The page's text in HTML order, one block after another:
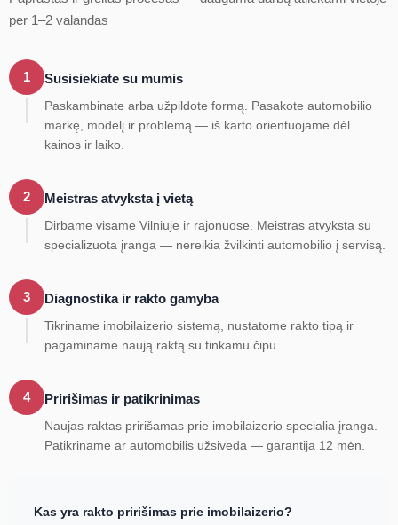
per 1–2 valandas
1 Susisiekiate su mumis
Paskambinate arba užpildote formą. Pasakote automobilio
markę, modelį ir problemą — iš karto orientuojame dėl
kainos ir laiko.
2 Meistras atvyksta į vietą
Dirbame visame Vilniuje ir rajonuose. Meistras atvyksta su
specializuota įranga — nereikia žvilkinti automobilio į servisą.
3 Diagnostika ir rakto gamyba
Tikriname imobilaizerio sistemą, nustatome rakto tipą ir
pagaminame naują raktą su tinkamu čipu.
4 Pririšimas ir patikrinimas
Naujas raktas pririšamas prie imobilaizerio specialia įranga.
Patikriname ar automobilis užsiveda — garantija 12 mėn.
Kas yra rakto pririšimas prie imobilaizerio?